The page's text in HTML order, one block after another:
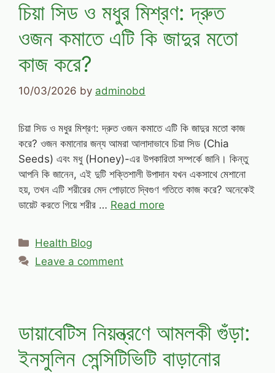
চিয়া সিড ও মধুর মিশ্রণ: দ্রুত
ওজন কমাতে এটি কি জাদুর মতো
কাজ করে?
10/03/2026 by adminobd
চিয়া সিড ও মধুর মিশ্রণ: দ্রুত ওজন কমাতে এটি কি জাদুর মতো কাজ
করে? ওজন কমানোর জন্য আমরা আলাদাভাবে চিয়া সিড (Chia
Seeds) এবং মধু (Honey)-এর উপকারিতা সম্পর্কে জানি। কিন্তু
আপনি কি জানেন, এই দুটি শক্তিশালী উপাদান যখন একসাথে মেশানো
হয়, তখন এটি শরীরের মেদ পোড়াতে দ্বিগুণ গতিতে কাজ করে? অনেকেই
ডায়েট করতে গিয়ে শরীর … Read more
Categories
Health Blog
Leave a comment
ডায়াবেটিস নিয়ন্ত্রণে আমলকী গুঁড়া:
ইনসুলিন সেন্সিটিভিটি বাড়ানোর